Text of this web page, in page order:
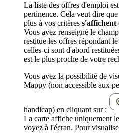
La liste des offres d'emploi
pertinence. Cela veut dire
plus à vos critères s'affichent
Vous avez renseigné le
restitue les offres répondant
celles-ci sont d'abord
est le plus proche de votre
Vous avez la possibilité de
Mappy (non accessible aux
handicap) en cliquant sur :
La carte affiche uniquement
voyez à l'écran. Pour